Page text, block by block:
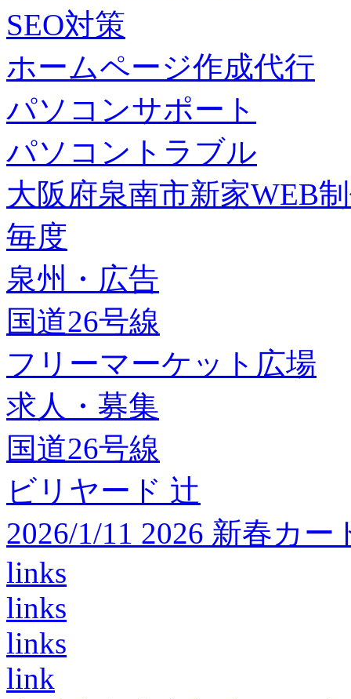
SEO対策
ホームページ作成代行
パソコンサポート
パソコントラブル
大阪府泉南市新家WEB
毎度
泉州・広告
国道26号線
フリーマーケット広場
求人・募集
国道26号線
ビリヤード 辻
2026/1/11 2026 新春カ
links
links
links
link